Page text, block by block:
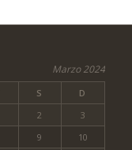
Marzo 2024
S
D
2
3
9
10